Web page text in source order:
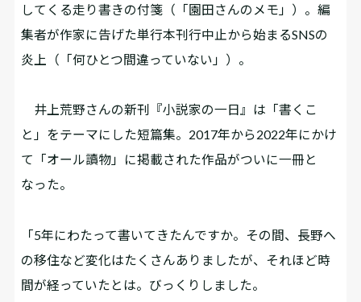
してくる走り書きの付箋（「園田さんのメモ」）。編
集者が作家に告げた単行本刊行中止から始まるSNSの
炎上（「何ひとつ間違っていない」）――。
井上荒野さんの新刊『小説家の一日』は「書くこ
と」をテーマにした短篇集。2017年から2022年にかけ
て「オール讀物」に掲載された作品がついに一冊と
なった。
「5年にわたって書いてきたんですか。その間、長野へ
の移住など変化はたくさんありましたが、それほど時
間が経っていたとは。びっくりしました。